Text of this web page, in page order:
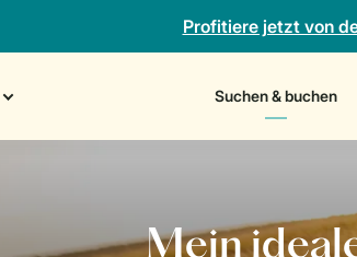
Profitiere jetzt von
Suchen & buchen